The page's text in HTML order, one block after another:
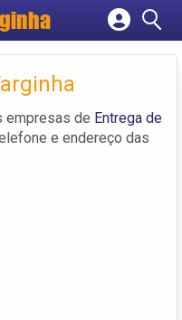
empresa
empresas de Entrega de
e endereço das